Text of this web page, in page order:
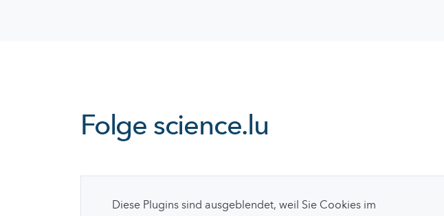
Folge science.lu
Diese Plugins sind ausgeblendet, weil Sie Cookies im